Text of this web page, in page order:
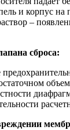
и корпус на
–
сброса: